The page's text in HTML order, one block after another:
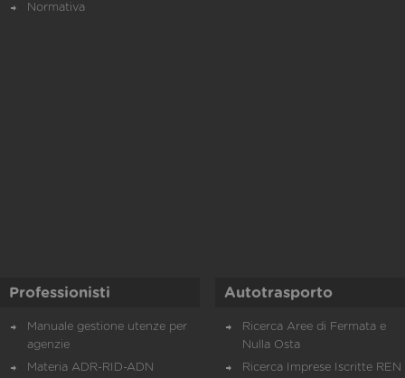
Normativa
Professionisti
Manuale gestione utenze per
agenzie
Materia ADR-RID-ADN
Autotrasporto
Ricerca Aree di Fermata e
Nulla Osta
Ricerca Imprese Iscritte REN